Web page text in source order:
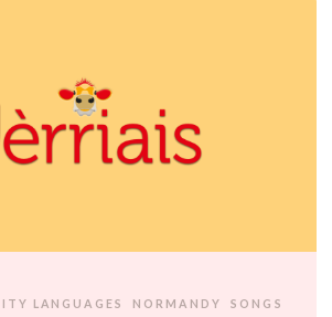
LANGUAGES NORMANDY SONGS